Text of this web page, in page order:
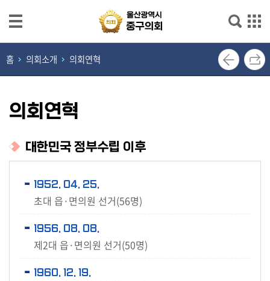
본문으로 바로가기
메인메뉴 바로가기
열
린
장
실
의
회
개
원
홈 의회소개 의회연혁
의회연혁
대한민국 정부수립 이후
1952. 04. 25.
초대 읍·면의원 선거(56명)
1956. 08. 08.
제2대 읍·면의원 선거(50명)
1960. 12. 19.